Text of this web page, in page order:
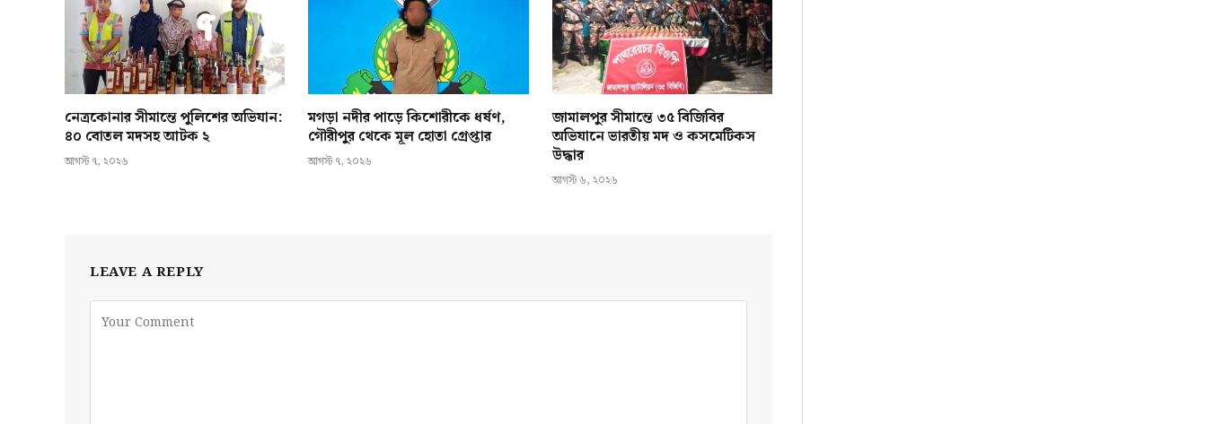
নেত্রকোনার সীমান্তে পুলিশের অভিযান:
৪০ বোতল মদসহ আটক ২
আগস্ট ৭, ২০২৬
মগড়া নদীর পাড়ে কিশোরীকে ধর্ষণ,
গৌরীপুর থেকে মূল হোতা গ্রেপ্তার
আগস্ট ৭, ২০২৬
জামালপুর সীমান্তে ৩৫ বিজিবির
অভিযানে ভারতীয় মদ ও কসমেটিকস
উদ্ধার
আগস্ট ৬, ২০২৬
LEAVE A REPLY